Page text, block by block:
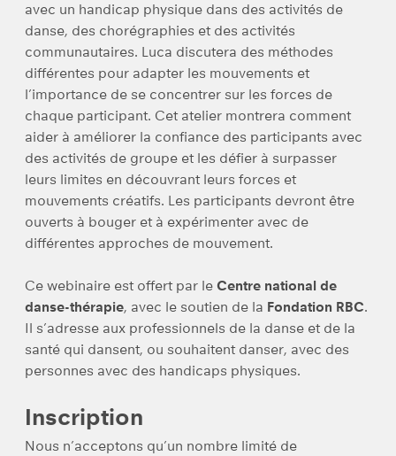
avec un handicap physique dans des activités de
danse, des chorégraphies et des activités
communautaires. Luca discutera des méthodes
différentes pour adapter les mouvements et
l’importance de se concentrer sur les forces de
chaque participant. Cet atelier montrera comment
aider à améliorer la confiance des participants avec
des activités de groupe et les défier à surpasser
leurs limites en découvrant leurs forces et
mouvements créatifs. Les participants devront être
ouverts à bouger et à expérimenter avec de
différentes approches de mouvement.
Ce webinaire est offert par le Centre national de
danse-thérapie, avec le soutien de la Fondation RBC.
Il s’adresse aux professionnels de la danse et de la
santé qui dansent, ou souhaitent danser, avec des
personnes avec des handicaps physiques.
Inscription
Nous n’acceptons qu’un nombre limité de